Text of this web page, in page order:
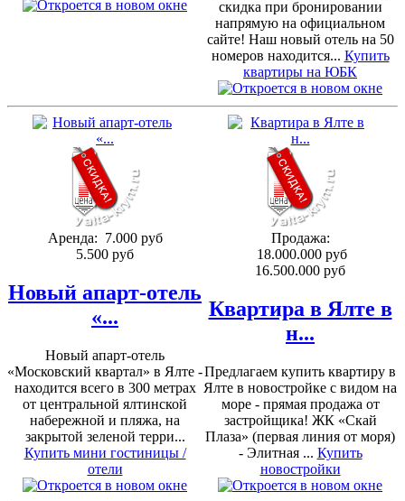
скидка при бронировании
напрямую на официальном
сайте! Наш новый отель на 50
номеров находится... Купить
квартиры на ЮБК
Аренда: 7.000 руб
5.500 руб
Новый апарт-отель
«...
Новый апарт-отель
«Московский квартал» в Ялте -
находится всего в 300 метрах
от центральной ялтинской
набережной и пляжа, на
закрытой зеленой терри...
Купить мини гостиницы /
отели
Продажа:
18.000.000 руб
16.500.000 руб
Квартира в Ялте в
н...
Предлагаем купить квартиру в
Ялте в новостройке с видом на
море - прямая продажа от
застройщика! ЖК «Скай
Плаза» (первая линия от моря)
- Элитная ... Купить
новостройки